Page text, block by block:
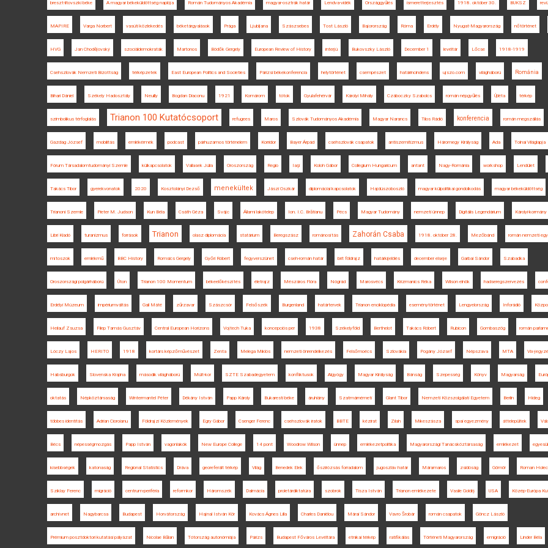
breszt-litovszki béke A magyar békeküldöttség naplója Román Tudományos Akadémia magyar-osztrák határ Lendva-vidék Országgyűlés ismeretterjesztés 1918. október 30. BUKSZ
MAPIRE Varga Norbert vasúti közlekedés béketárgyalások Prága Ljubljana Szászsebes Tost László Bajorország Róma Erdély Nyugat-Magyarország nőtörténet
HVG Jan Chodějovský szociáldemokraták Martonos Bödők Gergely European Review of History interjú Bukovszky László December 1 levéltár Lőcse 1918-1919
Csehszlovák Nemzeti Bizottság térképzetek East European Politics and Societies Párizsi békekonferencia helytörténet csempészet határincindens ujszo.com világháború Románia
Bihari Dániel Székely Hadosztály Neuilly Bogdan Diaconu 1921 Komárom tótok Gyulafehérvár Károlyi Mihály Czáboczky Szabolcs román népgyűlés Újléta térkép
szimbolikus térfoglalás Trianon 100 Kutatócsoport refugees Maros Szlovák Tudományos Akadémia Magyar Narancs Tilos Rádió konferencia román megszállás
Gazdag József mobilitás emlékérmék podcast párhuzamos történelem Korridor Bayer Árpád csehszlovák csapatok antiszemitizmus Háromegy Királyság Ada Tolnai Világlapja
Fórum Társadalomtudományi Szemle külkapcsolatok Vallasek Júlia Oroszország Regio Iaşi Koloh Gábor Collegium Hungaricum antant Nagy-Románia workshop Lendület
Takács Tibor gyerekvonatok 2020 Kosztolányi Dezső menekültek Jászi Oszkár diplomáciai kapcsolatok Hajdúszoboszló magyar külpolitikai gondolkodás magyar békeküldöttség
Trianoni Szemle Pieter M. Judson Kun Béla Csáth Géza Svájc Állami lakótelep Ion. I.C. Brătianu Pécs Magyar Tudomány nemzeti ünnep Digitális Legendárium Károlyi-kormány
Libri Kiadó turanizmus források Trianon olasz diplomácia statárium Beregszász románosítás Zahorán Csaba 1918. október 28. Mezőbánd román nemzeti
mítoszok emlékmű BBC History Romsics Gergely Győri Róbert fegyverszünet cseh-román határ brit földrajz határkijelölés december elseje Garbai Sándor Szabadka
Oroszországi polgárháború Úton Trianon 100 Momentum békeelőkészítés életrajz Mészáros Flóra Nógrád Marosvécs Krizmanics Réka Wilson elnök hadseregszervezés
Erdélyi Múzeum impériumváltás Gali Máté zűrzavar Szászcsór Felsőszék Burgenland határtervek Trianon enciklopédia eseménytörténet Lengyelország Inforádió
Heilauf Zsuzsa Filep Tamás Gusztáv Central European Horizons Vojtech Tuka koncepciós per 1938 Székelyföld Berthelot Takács Róbert Rubicon Gombaszög román
Lóczy Lajos HERITO 1918 kortárs képzőművészet Zenta Melega Miklós nemzeti önrendelkezés Felsőmoécs Szlovákia Pogány József Népszava MTA Vix-
Habsburgok Slovenska Krajina második világháború Múlt-kor SZTE Szabadegyetem konfliktusok Algyógy Magyar Királyság Bánság Szepesség Könyv Magyarság
oktatás Népköztársaság Wintermantel Péter Dékány István Papp Károly Bukaresti béke áruhiány Szatmárnémeti Glant Tibor Nemzeti Közszolgálati Egyetem Berlin Hideg
többes identitás Adrian Cioroianu Földrajzi Közlemények Egry Gábor Csenger Ferenc csehszlovák iratok BBTE kézirat Zilah Mikeszásza spai egyezmény áttelepültek
Bécs népességmozgás Papp István vagonlakók New Europe College 14 pont Woodrow Wilson ünnep emlékezetpolitika Magyarországi Tanácsköztársaság emlékezet
kisebbségek katonaság Regional Statistics Dráva georeferált térkép Világ Benedek Elek őszirózsás forradalom jugoszláv határ Máramaros zsidóság Gömör Roman Holec
Sziklay Ferenc migráció centrum-periféria reformkor Háromszék Dalmácia proletárdiktatúra szobrok Tisza István Trianon emlékezete Vasile Goldiș USA Közép-Európa
archívnet Nagybarcsa Budapest Horvátország Hajnal István Kör Kovács Ágnes Lilla Charles Daniélou Márai Sándor Vavro Šrobár román csapatok Göncz László
Prémium posztdoktori kutatási pályázat Nicolae Bălan Tótország autonómiája Párizs Budapest Főváros Levéltára etnikai térkép ratifikálás Történeti Magyarország emigráció Linder Béla